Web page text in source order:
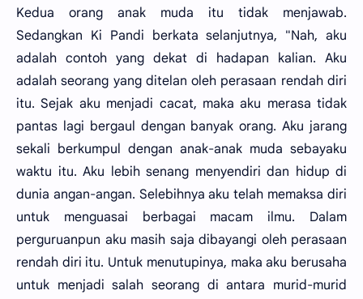
Kedua orang anak muda itu tidak menjawab.
Sedangkan Ki Pandi berkata selanjutnya, "Nah, aku
adalah contoh yang dekat di hadapan kalian. Aku
adalah seorang yang ditelan oleh perasaan rendah diri
itu. Sejak aku menjadi cacat, maka aku merasa tidak
pantas lagi bergaul dengan banyak orang. Aku jarang
sekali berkumpul dengan anak-anak muda sebayaku
waktu itu. Aku lebih senang menyendiri dan hidup di
dunia angan-angan. Selebihnya aku telah memaksa diri
untuk menguasai berbagai macam ilmu. Dalam
perguruanpun aku masih saja dibayangi oleh perasaan
rendah diri itu. Untuk menutupinya, maka aku berusaha
untuk menjadi salah seorang di antara murid-murid